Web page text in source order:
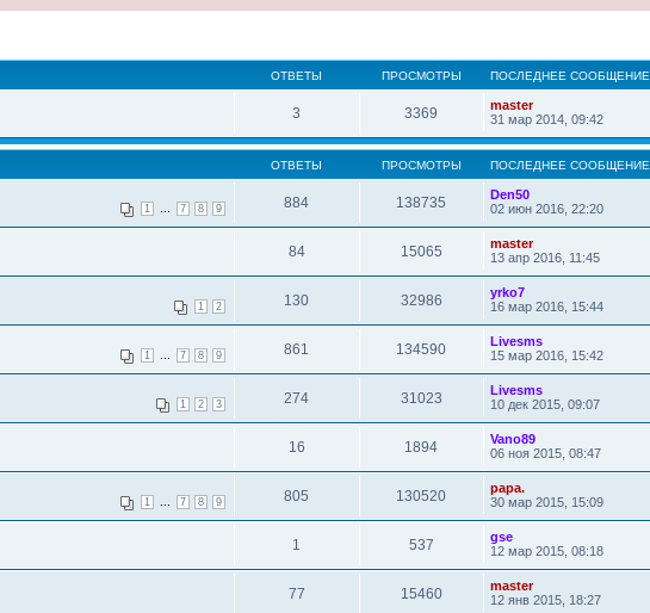
ОТВЕТЫ ПРОСМОТРЫ ПОСЛЕДНЕЕ СООБЩЕНИЕ
3 3369
master
31 мар 2014, 09:42
ОТВЕТЫ ПРОСМОТРЫ ПОСЛЕДНЕЕ СООБЩЕНИЕ
1 7 8 9 884 138735
Den50
02 июн 2016, 22:20
84 15065
master
13 апр 2016, 11:45
1 2 130 32986
yrko7
16 мар 2016, 15:44
1 7 8 9 861 134590
Livesms
15 мар 2016, 15:42
1 2 3 274 31023
Livesms
10 дек 2015, 09:07
16 1894
Vano89
06 ноя 2015, 08:47
1 7 8 9 805 130520
papa.
30 мар 2015, 15:09
1 537
gse
12 мар 2015, 08:18
77 15460
master
12 янв 2015, 18:27